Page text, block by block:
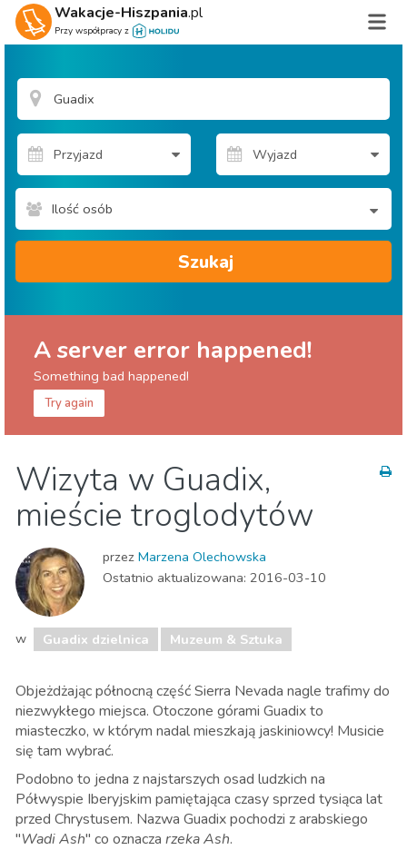
Wakacje-Hiszpania.pl
Przy współpracy z
Ilość osób
Szukaj
A server error happened!
Something bad happened!
Try again
Muzeum & Sztuka
Wizyta w Guadix,
mieście troglodytów
przez Marzena Olechowska
Ostatnio aktualizowana: 2016-03-10
w Guadix dzielnica Muzeum & Sztuka
Objeżdżając północną część Sierra Nevada nagle trafimy do
niezwykłego miejsca. Otoczone górami Guadix to
miasteczko, w którym nadal mieszkają jaskiniowcy! Musicie
się tam wybrać.
Podobno to jedna z najstarszych osad ludzkich na
Półwyspie Iberyjskim pamiętająca czasy sprzed tysiąca lat
przed Chrystusem. Nazwa Guadix pochodzi z arabskiego
"Wadi Ash" co oznacza rzeka Ash.